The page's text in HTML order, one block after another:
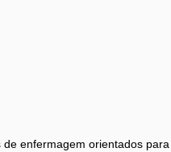
enfermagem orientados para